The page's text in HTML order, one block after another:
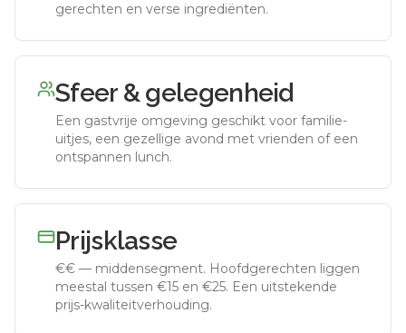
gerechten en verse ingrediënten.
Sfeer & gelegenheid
Een gastvrije omgeving geschikt voor familie-
uitjes, een gezellige avond met vrienden of een
ontspannen lunch.
Prijsklasse
€€ — middensegment. Hoofdgerechten liggen
meestal tussen €15 en €25. Een uitstekende
prijs-kwaliteitverhouding.